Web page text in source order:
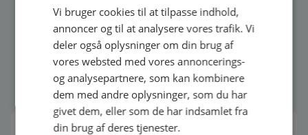
Vesterbrogade 6D, 4.1620 København V
Vi bruger cookies til at tilpasse indhold,
annoncer og til at analysere vores trafik. Vi
deler også oplysninger om din brug af
vores websted med vores annoncerings-
og analysepartnere, som kan kombinere
dem med andre oplysninger, som du har
givet dem, eller som de har indsamlet fra
din brug af deres tjenester.